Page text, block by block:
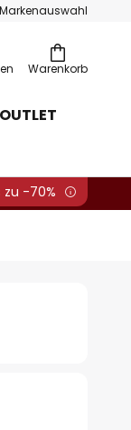
Warenkorb
OUTLET
zu -70%